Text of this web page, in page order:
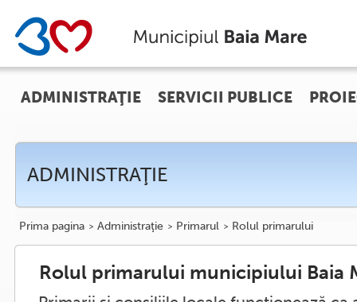
ADMINISTRAŢIE
Prima pagina Administraţie Primarul Rolul primarului
Rolul primarului municipiului Baia
ADMINISTRAŢIE SERVICII PUBLICE